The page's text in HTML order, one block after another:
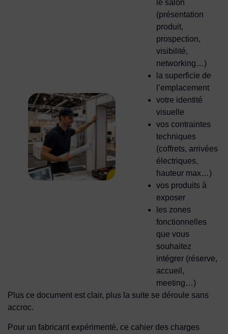
le salon
(présentation
produit,
prospection,
visibilité,
networking…)
la superficie de
l’emplacement
votre identité
visuelle
vos contraintes
techniques
(coffrets, arrivées
électriques,
hauteur max…)
vos produits à
exposer
les zones
fonctionnelles
que vous
souhaitez
intégrer (réserve,
accueil,
meeting…)
Plus ce document est clair, plus la suite se déroule sans
accroc.
Pour un fabricant expérimenté, ce cahier des charges